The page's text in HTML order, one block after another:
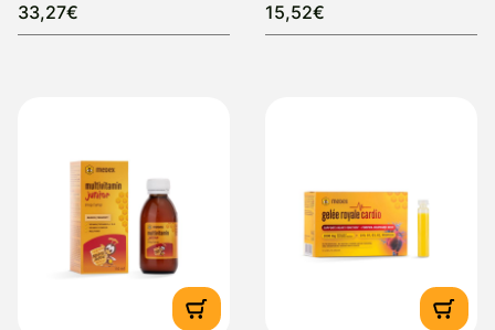
33,27€ 15,52€